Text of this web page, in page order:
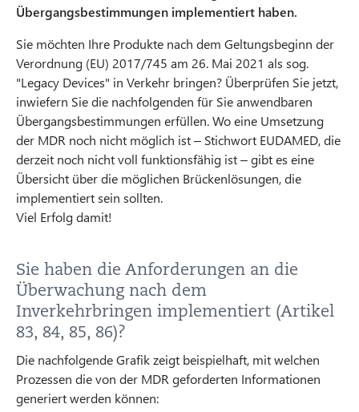
Übergangsbestimmungen implementiert haben.
Sie möchten Ihre Produkte nach dem Geltungsbeginn der
Verordnung (EU) 2017/745 am 26. Mai 2021 als sog.
"Legacy Devices" in Verkehr bringen? Überprüfen Sie jetzt,
inwiefern Sie die nachfolgenden für Sie anwendbaren
Übergangsbestimmungen erfüllen. Wo eine Umsetzung
der MDR noch nicht möglich ist – Stichwort EUDAMED, die
derzeit noch nicht voll funktionsfähig ist – gibt es eine
Übersicht über die möglichen Brückenlösungen, die
implementiert sein sollten.
Viel Erfolg damit!
Sie haben die Anforderungen an die
Überwachung nach dem
Inverkehrbringen implementiert (Artikel
83, 84, 85, 86)?
Die nachfolgende Grafik zeigt beispielhaft, mit welchen
Prozessen die von der MDR geforderten Informationen
generiert werden können: